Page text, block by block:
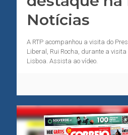
Notícias
A RTP acompanhou a visita do
Liberal, Rui Rocha, durante a visita
Lisboa. Assista ao vídeo.